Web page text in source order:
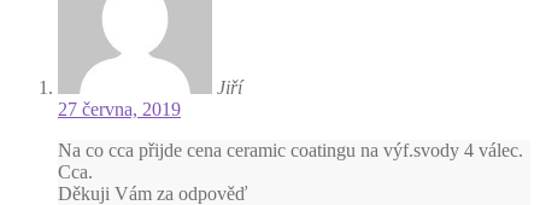
Jiří
27 června, 2019
Na co cca přijde cena ceramic coatingu na výf.svody 4 válec.
Cca.
Děkuji Vám za odpověď